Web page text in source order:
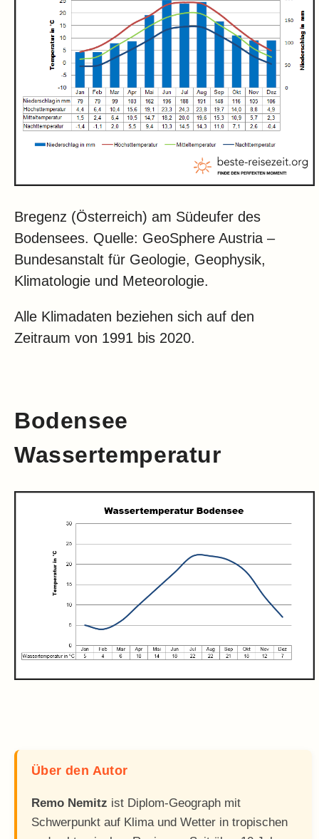
Bregenz (Österreich) am Südeufer des
Bodensees. Quelle: GeoSphere Austria –
Bundesanstalt für Geologie, Geophysik,
Klimatologie und Meteorologie.
Alle Klimadaten beziehen sich auf den
Zeitraum von 1991 bis 2020.
Bodensee
Wassertemperatur
Über den Autor
Remo Nemitz ist Diplom-Geograph mit
Schwerpunkt auf Klima und Wetter in tropischen